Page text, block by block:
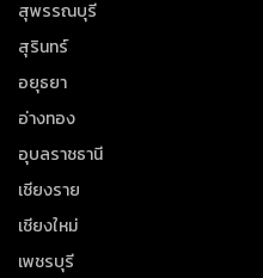
สุพรรณบุรี
สุรินทร์
อยุธยา
อ่างทอง
อุบลราชธานี
เชียงราย
เชียงใหม่
เพชรบุรี